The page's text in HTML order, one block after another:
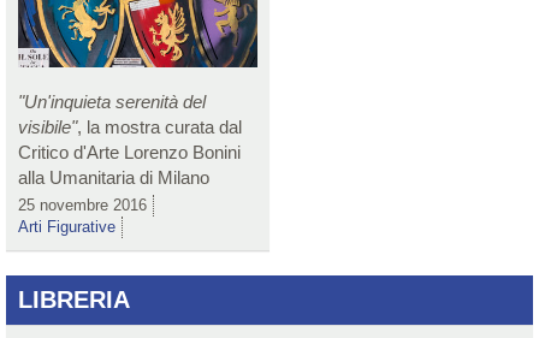
"Un'inquieta serenità del
visibile", la mostra curata dal
Critico d'Arte Lorenzo Bonini
alla Umanitaria di Milano
25 novembre 2016
Arti Figurative
LIBRERIA